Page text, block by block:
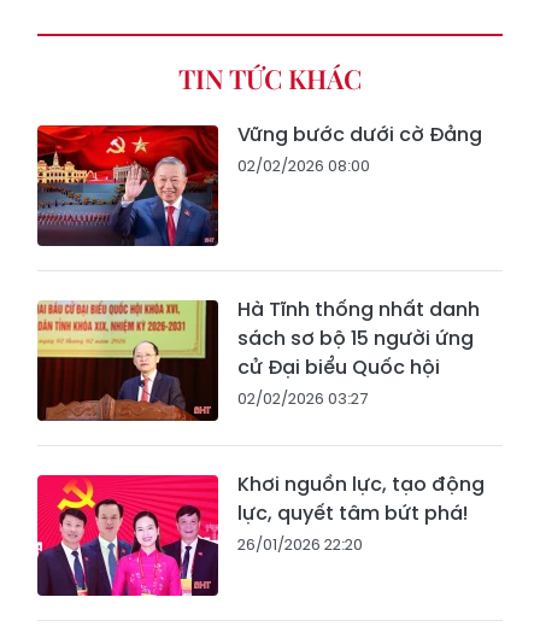
TIN TỨC KHÁC
Vững bước dưới cờ Đảng
02/02/2026 08:00
Hà Tĩnh thống nhất danh
sách sơ bộ 15 người ứng
cử Đại biểu Quốc hội
02/02/2026 03:27
Khơi nguồn lực, tạo động
lực, quyết tâm bứt phá!
26/01/2026 22:20